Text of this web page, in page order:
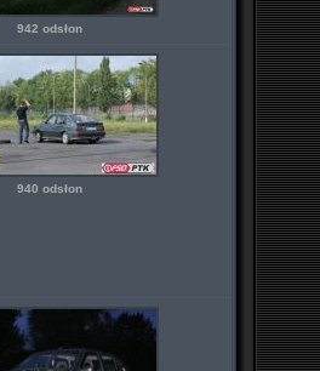
942 odsłon
940 odsłon